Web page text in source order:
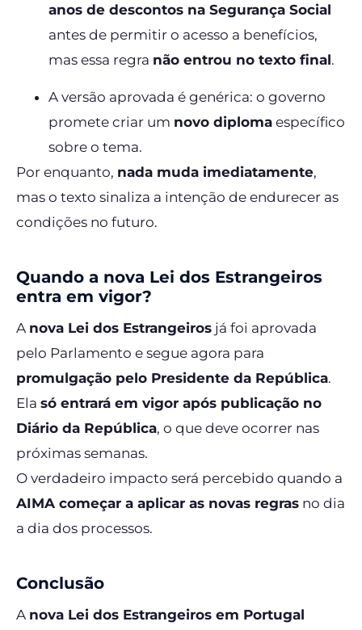
anos de descontos na Segurança Social
antes de permitir o acesso a benefícios,
mas essa regra não entrou no texto final.
A versão aprovada é genérica: o governo
promete criar um novo diploma específico
sobre o tema.
Por enquanto, nada muda imediatamente,
mas o texto sinaliza a intenção de endurecer as
condições no futuro.
Quando a nova Lei dos Estrangeiros
entra em vigor?
A nova Lei dos Estrangeiros já foi aprovada
pelo Parlamento e segue agora para
promulgação pelo Presidente da República.
Ela só entrará em vigor após publicação no
Diário da República, o que deve ocorrer nas
próximas semanas.
O verdadeiro impacto será percebido quando a
AIMA começar a aplicar as novas regras no dia
a dia dos processos.
Conclusão
A nova Lei dos Estrangeiros em Portugal